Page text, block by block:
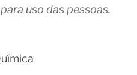
uso das pessoas.